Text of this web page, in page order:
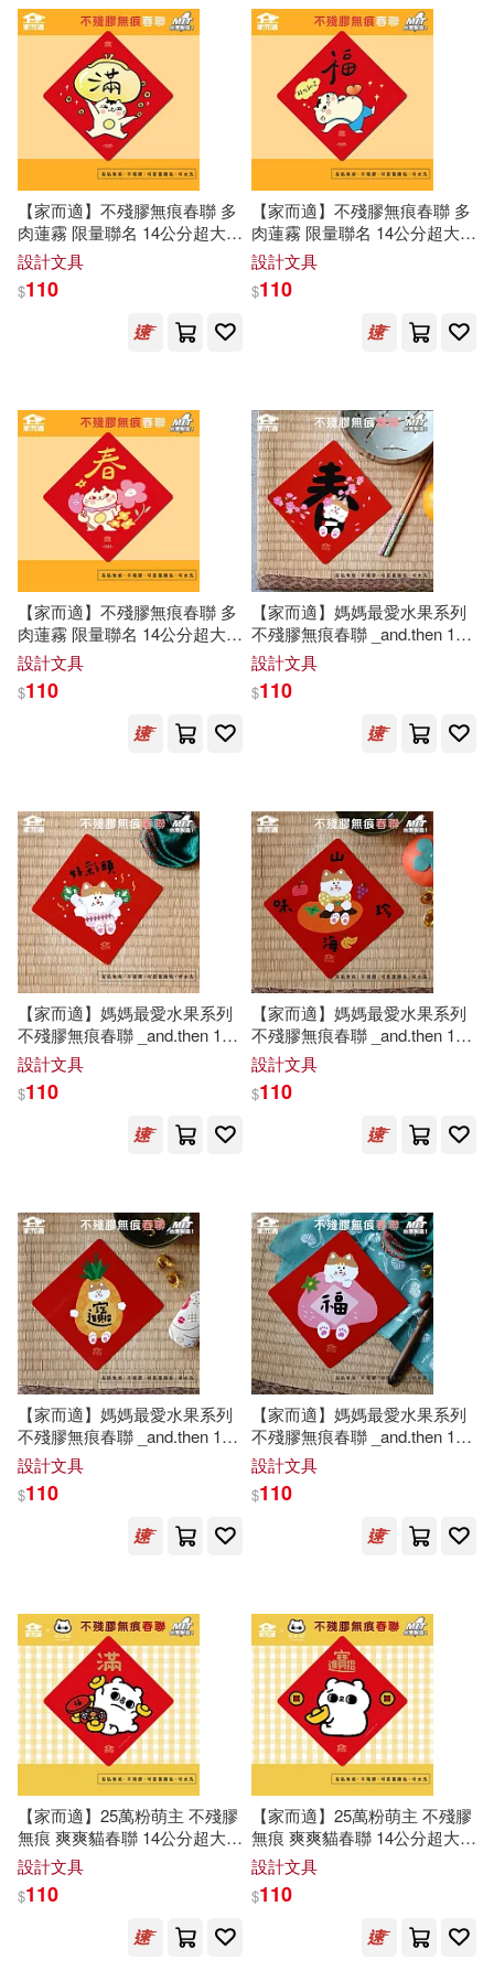
王國安(1) 石玉崑(1)
蔡苑妮(1)
袁淑敏(1) 詹坤艋(1)
陳妍伶(1) 陳文進(1)
遠流(5)
中國海關出版社(3)
九州出版社(3)
台中市立葫蘆墩文化中心(3)
廣西師範大學出版社(3)
上海人民出版社(2)
博思智庫(2) 天地出版社(2)
孜孜線上聽(2) 皇冠(2)
網路與書出版(2) 線裝書局(2)
NEWS98電台(1)
中醫古籍出版社(1) 前衛(1)
天津楊柳青畫社(1)
悅知文化(1) 文匯出版社(1)
社會科學文獻出版社(1)
秀威資訊(1) 華齡出版社(1)
可超商取貨(142)
可海外宅配(142)
可港澳店取(123)
可新加坡店取(120)
適合手機平板閱讀(5)
適合平板閱讀(4)
免費電子書(1)
其他
現在可購買商品(102)
作者/演唱/譯/編/繪(117)
價格
範圍
【家而適】不殘膠無痕春聯 多
肉蓮霧 限量聯名 14公分超大張
2025蛇年春聯 全系列共6款 滿
設計文具
$110
【家而適】不殘膠無痕春聯 多
肉蓮霧 限量聯名 14公分超大張
2025蛇年春聯 全系列共6款 福
設計文具
$110
【家而適】不殘膠無痕春聯 多
肉蓮霧 限量聯名 14公分超大張
2025蛇年春聯 全系列共6款
設計文具
$110
【家而適】媽媽最愛水果系列
不殘膠無痕春聯 _and.then 14
公分超大張 2025蛇年春聯 全
系列共6款
設計文具
$110
【家而適】媽媽最愛水果系列
不殘膠無痕春聯 _and.then 14
公分超大張 2025蛇年春聯 全
系列共6款 好彩頭
設計文具
$110
【家而適】媽媽最愛水果系列
不殘膠無痕春聯 _and.then 14
公分超大張 2025蛇年春聯 全
系列共6款 山珍海味
設計文具
$110
【家而適】媽媽最愛水果系列
不殘膠無痕春聯 _and.then 14
公分超大張 2025蛇年春聯 全
系列共6款 招財進寶
設計文具
$110
【家而適】媽媽最愛水果系列
不殘膠無痕春聯 _and.then 14
公分超大張 2025蛇年春聯 全
系列共6款 福
設計文具
$110
【家而適】25萬粉萌主 不殘膠
無痕 爽爽貓春聯 14公分超大張
2025蛇年春聯 全系列共6款 滿
設計文具
$110
【家而適】25萬粉萌主 不殘膠
無痕 爽爽貓春聯 14公分超大張
2025蛇年春聯 全系列共6款 招
財進寶
設計文具
$110